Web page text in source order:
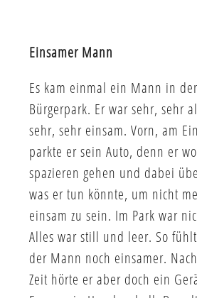
Einsamer Mann
Es kam einmal ein Mann in
Bürgerpark. Er war sehr, sehr
sehr, sehr einsam. Vorn, am
parkte er sein Auto, denn er
spazieren gehen und dabei
was er tun könnte, um nicht
einsam zu sein. Im Park war
Alles war still und leer. So
der Mann noch einsamer.
Zeit hörte er aber doch ein